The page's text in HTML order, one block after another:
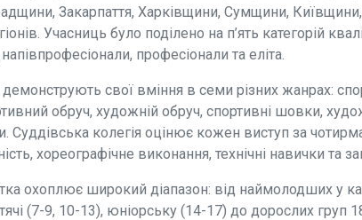
Закарпаття, Харківщини, Сумщини,
Учасниць було поділено на п’ять категорій
професіонали та еліта.
демонструють свої вміння в семи різних жанрах:
обруч, художній обруч, спортивні шовки,
Суддівська колегія оцінює кожен виступ за
хореографічне виконання, технічні навички та
охоплює широкий діапазон: від наймолодших у
(7-9, 10-13), юніорську (14-17) до дорослих груп